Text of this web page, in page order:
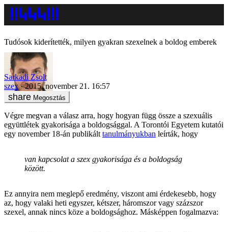
Tudósok kiderítették, milyen gyakran szexelnek a boldog emberek
Sarkadi Zsolt
szex
2015. november 21. 16:57
Megosztás
Végre megvan a válasz arra, hogy hogyan függ össze a szexuális
együttlétek gyakorisága a boldogsággal. A Torontói Egyetem kutatói
egy november 18-án publikált tanulmányukban leírták, hogy
van kapcsolat a szex gyakorisága és a boldogság
között.
Ez annyira nem meglepő eredmény, viszont ami érdekesebb, hogy
az, hogy valaki heti egyszer, kétszer, háromszor vagy százszor
szexel, annak nincs köze a boldogsághoz. Másképpen fogalmazva: